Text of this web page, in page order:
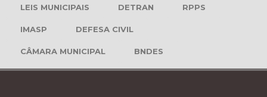
LEIS MUNICIPAIS DETRAN RPPS
IMASP DEFESA CIVIL
CÂMARA MUNICIPAL BNDES